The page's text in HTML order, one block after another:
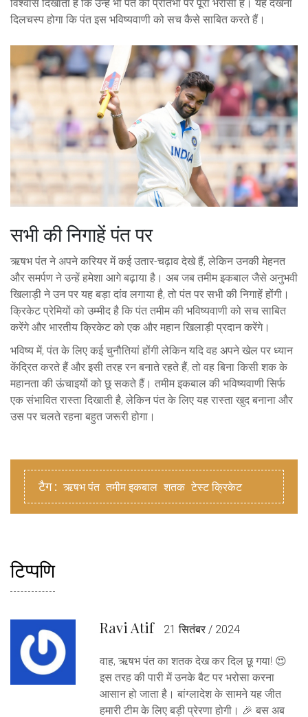
विश्वास दिखाता है कि उन्हें भी पंत की प्रतिभा पर पूरा भरोसा है। यह देखना
दिलचस्प होगा कि पंत इस भविष्यवाणी को सच कैसे साबित करते हैं।
सभी की निगाहें पंत पर
ऋषभ पंत ने अपने करियर में कई उतार-चढ़ाव देखे हैं, लेकिन उनकी मेहनत
और समर्पण ने उन्हें हमेशा आगे बढ़ाया है। अब जब तमीम इकबाल जैसे अनुभवी
खिलाड़ी ने उन पर यह बड़ा दांव लगाया है, तो पंत पर सभी की निगाहें होंगी।
क्रिकेट प्रेमियों को उम्मीद है कि पंत तमीम की भविष्यवाणी को सच साबित
करेंगे और भारतीय क्रिकेट को एक और महान खिलाड़ी प्रदान करेंगे।
भविष्य में, पंत के लिए कई चुनौतियां होंगी लेकिन यदि वह अपने खेल पर ध्यान
केंद्रित करते हैं और इसी तरह रन बनाते रहते हैं, तो वह बिना किसी शक के
महानता की ऊंचाइयों को छू सकते हैं। तमीम इकबाल की भविष्यवाणी सिर्फ
एक संभावित रास्ता दिखाती है, लेकिन पंत के लिए यह रास्ता खुद बनाना और
उस पर चलते रहना बहुत जरूरी होगा।
टैग : ऋषभ पंत तमीम इकबाल शतक टेस्ट क्रिकेट
टिप्पणि
Ravi Atif 21 सितंबर / 2024
वाह, ऋषभ पंत का शतक देख कर दिल छू गया! 😍
इस तरह की पारी में उनके बैट पर भरोसा करना
आसान हो जाता है। बांग्लादेश के सामने यह जीत
हमारी टीम के लिए बड़ी प्रेरणा होगी। 🎉 बस अब